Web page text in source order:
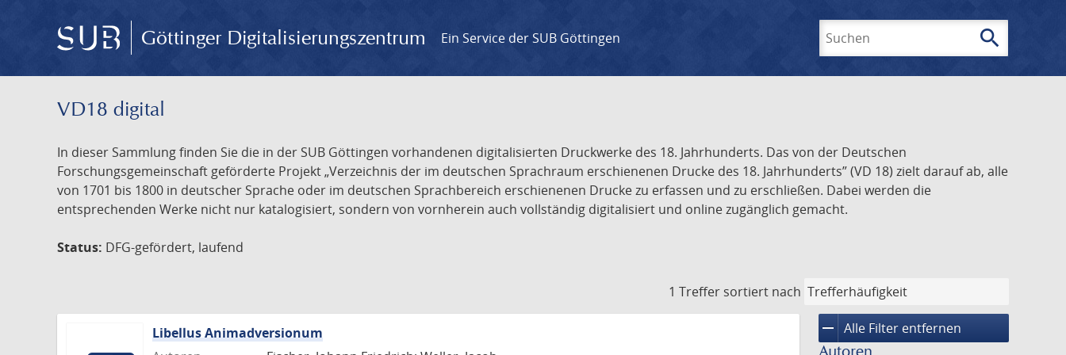
Göttinger Digitalisierungszentrum Ein Service der SUB Göttingen search
VD18 digital
In dieser Sammlung finden Sie die in der SUB Göttingen vorhandenen digitalisierten Druckwerke des 18. Jahrhunderts. Das von der Deutschen
Forschungsgemeinschaft geförderte Projekt „Verzeichnis der im deutschen Sprachraum erschienenen Drucke des 18. Jahrhunderts” (VD 18) zielt darauf ab, alle
von 1701 bis 1800 in deutscher Sprache oder im deutschen Sprachbereich erschienenen Drucke zu erfassen und zu erschließen. Dabei werden die
entsprechenden Werke nicht nur katalogisiert, sondern von vornherein auch vollständig digitalisiert und online zugänglich gemacht.
Status: DFG-gefördert, laufend
1 Treffer sortiert nach
remove Alle Filter entfernen
Libellus Animadversionum